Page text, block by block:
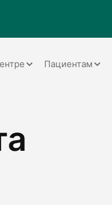
оборудование
Пациентам
Запрос